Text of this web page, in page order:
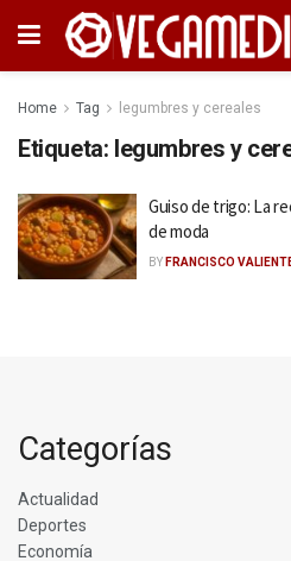
Home Tag legumbres y cereales
Etiqueta: legumbres y
Guiso de trigo: La
de moda
BY FRANCISCO
Categorías
Actualidad
Deportes
Economía